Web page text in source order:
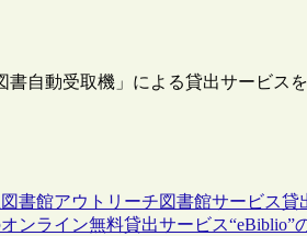
書自動受取機」による貸出サービス
書館アウトリーチ図書館サービス貸
ンライン無料貸出サービス“eBiblio”